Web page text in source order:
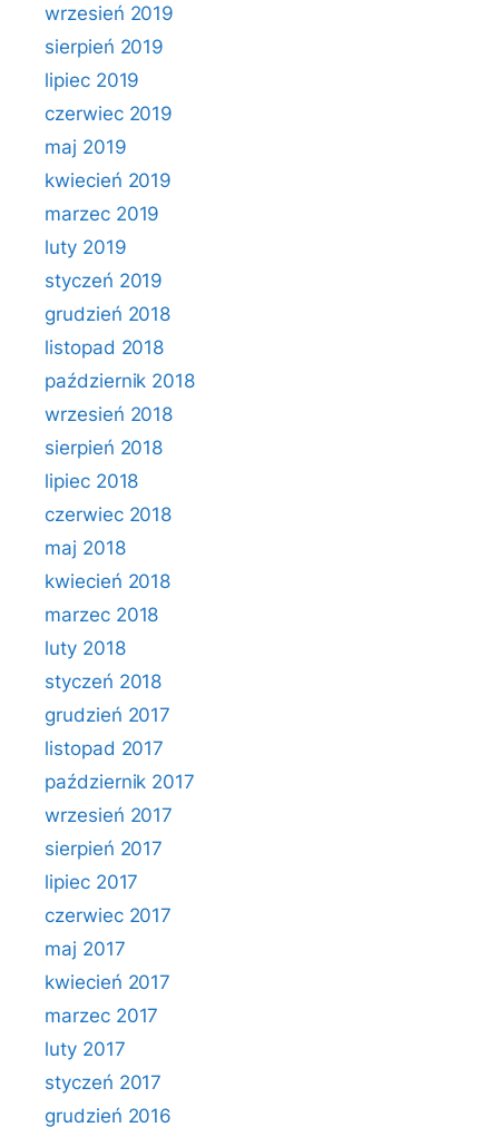
wrzesień 2019
sierpień 2019
lipiec 2019
czerwiec 2019
maj 2019
kwiecień 2019
marzec 2019
luty 2019
styczeń 2019
grudzień 2018
listopad 2018
październik 2018
wrzesień 2018
sierpień 2018
lipiec 2018
czerwiec 2018
maj 2018
kwiecień 2018
marzec 2018
luty 2018
styczeń 2018
grudzień 2017
listopad 2017
październik 2017
wrzesień 2017
sierpień 2017
lipiec 2017
czerwiec 2017
maj 2017
kwiecień 2017
marzec 2017
luty 2017
styczeń 2017
grudzień 2016